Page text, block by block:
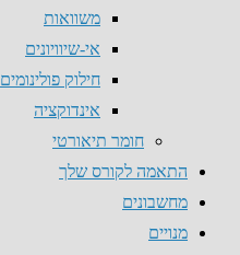
משוואות
אי-שיוויונים
חילוק פולינומים
אינדוקציה
חומר תיאורטי
התאמה לקורס שלך
מחשבונים
מנויים